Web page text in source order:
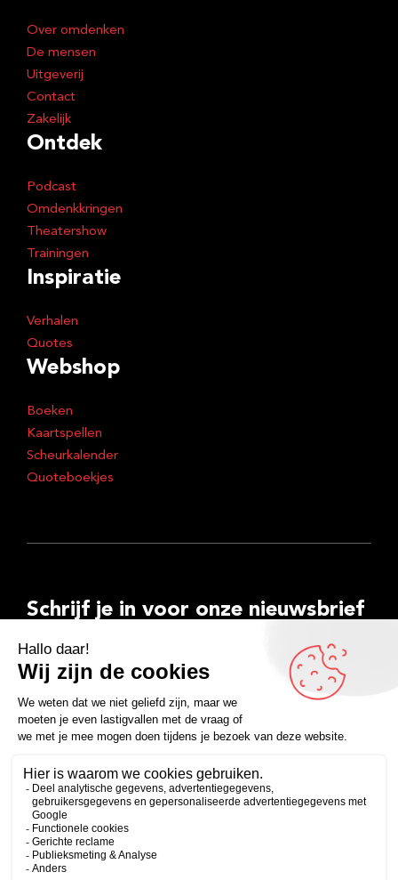
Over omdenken
De mensen
Uitgeverij
Contact
Zakelijk
Ontdek
Podcast
Omdenkkringen
Theatershow
Trainingen
Inspiratie
Verhalen
Quotes
Webshop
Boeken
Kaartspellen
Scheurkalender
Quoteboekjes
Schrijf je in voor onze nieuwsbrief
E-
mailadres
Inschrijven
FacebookInstagramLinkedInYouTubeSpotify
Copyright 2026